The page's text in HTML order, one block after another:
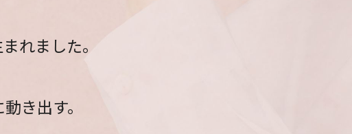
れました。
き出す。